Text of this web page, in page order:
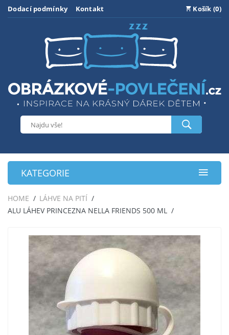
Dodací podmínky Kontakt Košík (0)
KATEGORIE
HOME
LÁHVE NA PITÍ
ALU LÁHEV PRINCEZNA NELLA FRIENDS 500 ML